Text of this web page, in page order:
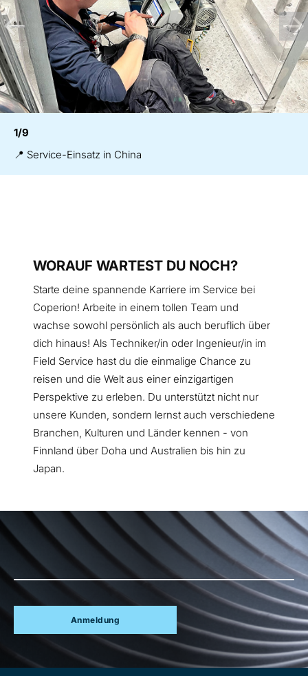
1/9
📍 Service-Einsatz in China
WORAUF WARTEST DU NOCH?
Starte deine spannende Karriere im Service bei
Coperion! Arbeite in einem tollen Team und
wachse sowohl persönlich als auch beruflich über
dich hinaus! Als Techniker/in oder Ingenieur/in im
Field Service hast du die einmalige Chance zu
reisen und die Welt aus einer einzigartigen
Perspektive zu erleben. Du unterstützt nicht nur
unsere Kunden, sondern lernst auch verschiedene
Branchen, Kulturen und Länder kennen - von
Finnland über Doha und Australien bis hin zu
Japan.
Anmeldung